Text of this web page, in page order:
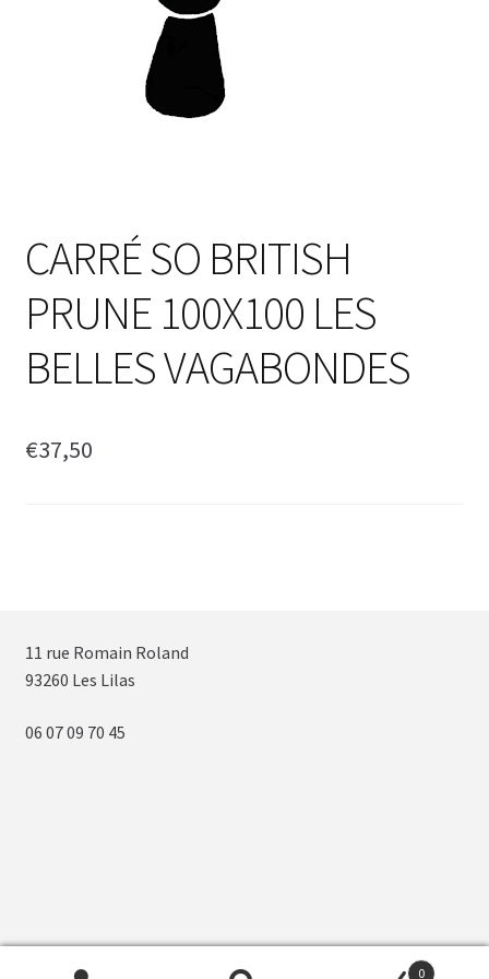
CARRÉ SO BRITISH
PRUNE 100X100 LES
BELLES VAGABONDES
€37,50
11 rue Romain Roland
93260 Les Lilas
06 07 09 70 45
0